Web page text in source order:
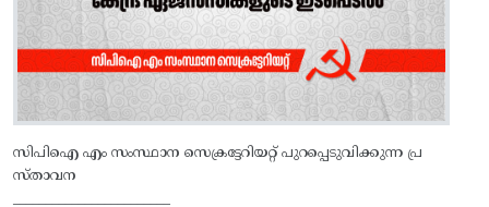
സിപിഐ എം സംസ്ഥാന സെക്രട്ടേറിയറ്റ്‌ പുറപ്പെടുവിക്കുന്ന പ്ര
സ്‌താവന